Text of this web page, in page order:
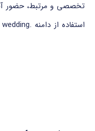
تخصصی و مرتبط، حضور